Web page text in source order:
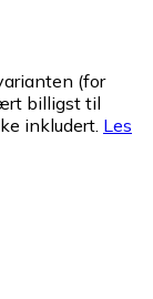
(for
billigst til
inkludert. Les